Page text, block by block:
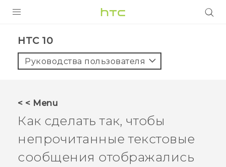
5G
VIVERSE
ПОДДЕРЖКА
HTC 10‎
Руководства пользователя
< < Menu
Как сделать так, чтобы
непрочитанные текстовые
сообщения отображались